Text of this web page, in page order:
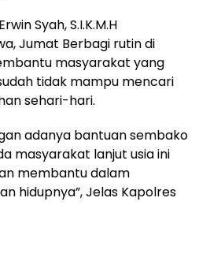
Syah, S.I.K.M.H
Jumat Berbagi rutin di
masyarakat yang
tidak mampu mencari
sehari-hari.
adanya bantuan sembako
masyarakat lanjut usia ini
membantu dalam
hidupnya”, Jelas Kapolres